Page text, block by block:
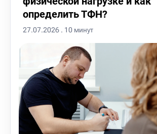
определить ТФН?
27.07.2026 . 10 минут